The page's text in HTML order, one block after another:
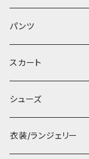
パンツ
スカート
シューズ
衣装/ランジェリー